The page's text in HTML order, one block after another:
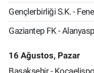
Gençlerbirliği S.K. -
Gaziantep FK -
16 Ağustos, Pazar
Başakşehir -